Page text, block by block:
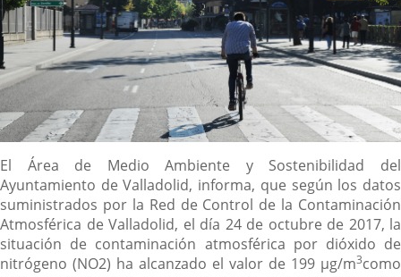
Descripción
El Área de Medio Ambiente y Sostenibilidad del
Ayuntamiento de Valladolid, informa, que según los datos
suministrados por la Red de Control de la Contaminación
Atmosférica de Valladolid, el día 24 de octubre de 2017, la
situación de contaminación atmosférica por dióxido de
nitrógeno (NO2) ha alcanzado el valor de 199 µg/m3como